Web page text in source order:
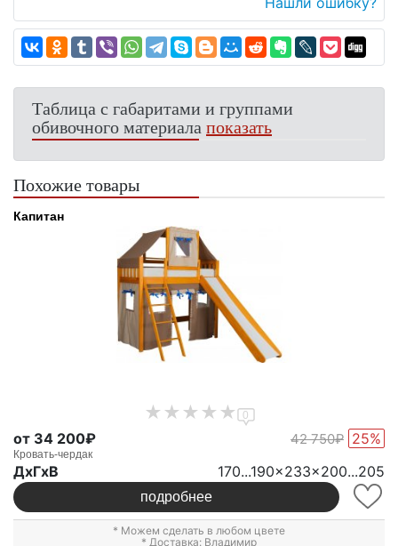
Таблица с габаритами и группами
обивочного материалапоказать
Похожие товары
Капитан
0
от 34 200₽ 42 750₽ 25%
Кровать-чердак
ДxГxВ 170...190x233x200...205
подробнее
* Можем сделать в любом цвете
* Доставка: Владимир